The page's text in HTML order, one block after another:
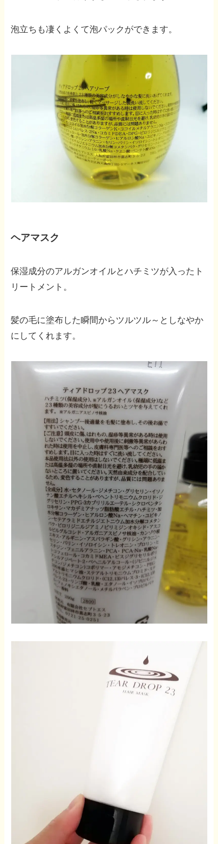
泡立ちも凄くよくて泡パックができます。
ヘアマスク
保湿成分のアルガンオイルとハチミツが入ったト
リートメント。
髪の毛に塗布した瞬間からツルツル～としなやか
にしてくれます。